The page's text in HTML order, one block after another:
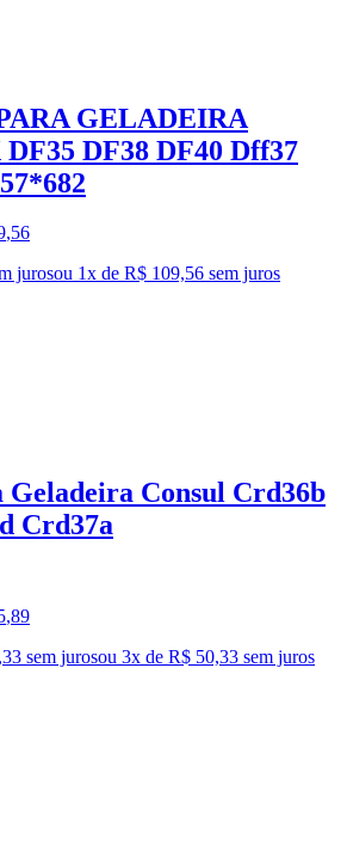
GELADEIRA
DF38 DF40 Dff37
,56
jurosou 1x de R$ 109,56 sem juros
Geladeira Consul Crd36b
Crd37a
,89
sem jurosou 3x de R$ 50,33 sem juros